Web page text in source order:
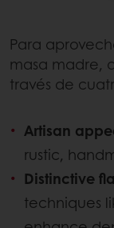
Para
masa madre,
través de
Artisan
rustic,
Distinctive
techniques